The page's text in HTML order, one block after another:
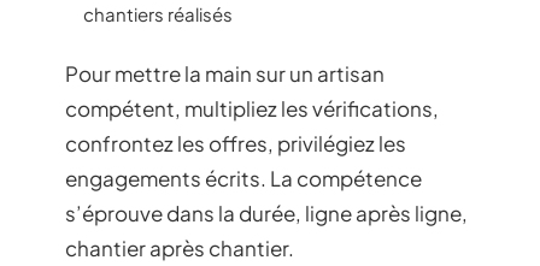
chantiers réalisés
Pour mettre la main sur un artisan
compétent, multipliez les vérifications,
confrontez les offres, privilégiez les
engagements écrits. La compétence
s’éprouve dans la durée, ligne après ligne,
chantier après chantier.